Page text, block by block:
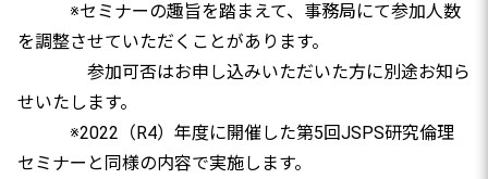
※セミナーの趣旨を踏まえて、事務局にて参加人数
を調整させていただくことがあります。
参加可否はお申し込みいただいた方に別途お知ら
せいたします。
※2022（R4）年度に開催した第5回JSPS研究倫理
セミナーと同様の内容で実施します。